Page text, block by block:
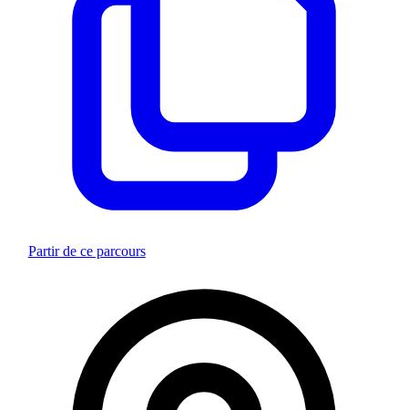
Partir de ce parcours